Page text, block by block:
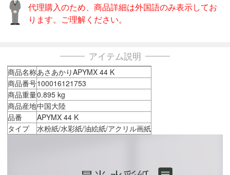
代理購入のため、商品詳細は外国語のみ表示してお
ります。ご理解ください。
アイテム説明
商品名称あさあかりAPYMX 44 K
商品番号100016121753
商品重量0.895 kg
商品産地中国大陸
品番
APYMX 44 K
タイプ
水粉紙/水彩紙/油絵紙/アクリル画紙